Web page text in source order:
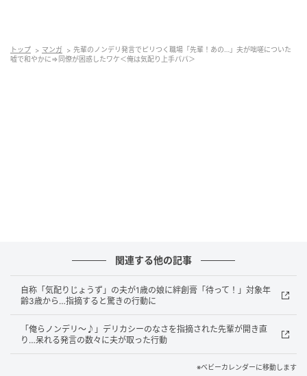
ながらも、ぐっとこらえていました。一向によくなら
ない場の空気を察した夫は、さらに気を配り、同僚を
トップ マンガ
先輩のノンデリ発言でピリつく職場「先輩！あの…」夫が咄嗟についた
嘘で和やかに⇒同僚が困惑したワケ＜俺は気配り上手パパ＞
関連する他の記事
自称「気配りじょうず」の夫が1歳の娘に絆創膏「待って！」対象年
齢3歳から…指摘すると驚きの行動に
「俺らノンデリ〜♪」デリカシーのなさを指摘された先輩が開き直
り…呆れる発言の数々に夫が取った行動
※ベビーカレンダーに移動します